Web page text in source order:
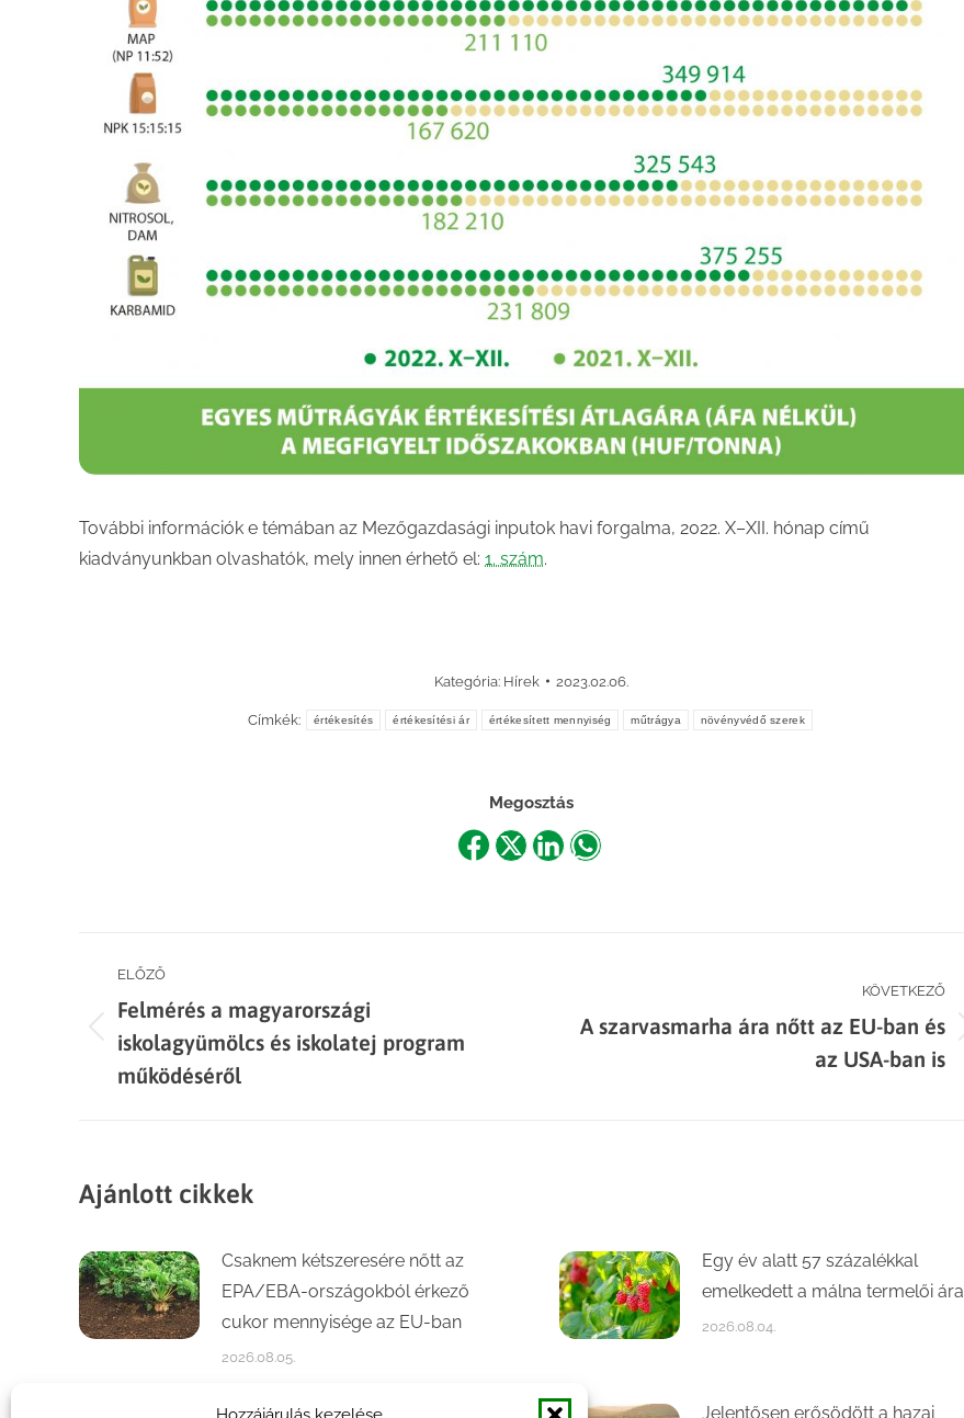
További információk e témában az Mezőgazdasági inputok havi forgalma, 2022. X–XII. hónap című
kiadványunkban olvashatók, mely innen érhető el: 1. szám.
Kategória: Hírek 2023.02.06.
Címkék: értékesítés értékesítési ár értékesített mennyiség műtrágya növényvédő szerek
Megosztás
ShareShareShareShare
Post
navigation
ELŐZŐ
Previous
post:
Felmérés a magyarországi
iskolagyümölcs és iskolatej program
működéséről
KÖVETKEZŐ
Next
A szarvasmarha ára nőtt az EU-ban és
az USA-ban is
Ajánlott cikkek
Csaknem kétszeresére nőtt az
EPA/EBA-országokból érkező
cukor mennyisége az EU-ban
2026.08.05.
Egy év alatt 57 százalékkal
emelkedett a málna termelői ára
2026.08.04.
Számottevően növekedett a Jelentősen erősödött a hazai